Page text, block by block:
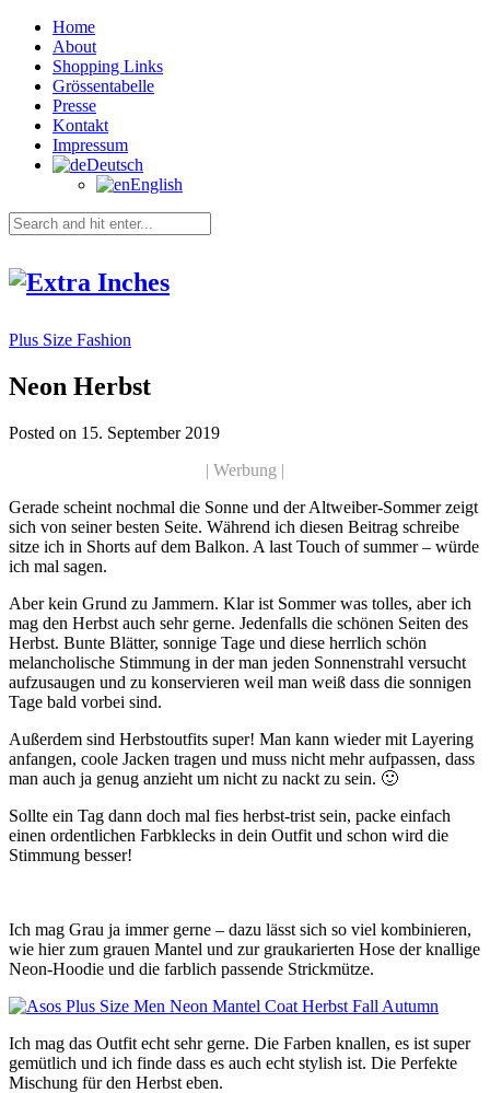
Home
About
Shopping Links
Grössentabelle
Presse
Kontakt
Impressum
Deutsch
English
Plus Size Fashion
Neon Herbst
Posted on 15. September 2019
| Werbung |
Gerade scheint nochmal die Sonne und der Altweiber-Sommer zeigt
sich von seiner besten Seite. Während ich diesen Beitrag schreibe
sitze ich in Shorts auf dem Balkon. A last Touch of summer – würde
ich mal sagen.
Aber kein Grund zu Jammern. Klar ist Sommer was tolles, aber ich
mag den Herbst auch sehr gerne. Jedenfalls die schönen Seiten des
Herbst. Bunte Blätter, sonnige Tage und diese herrlich schön
melancholische Stimmung in der man jeden Sonnenstrahl versucht
aufzusaugen und zu konservieren weil man weiß dass die sonnigen
Tage bald vorbei sind.
Außerdem sind Herbstoutfits super! Man kann wieder mit Layering
anfangen, coole Jacken tragen und muss nicht mehr aufpassen, dass
man auch ja genug anzieht um nicht zu nackt zu sein. 🙂
Sollte ein Tag dann doch mal fies herbst-trist sein, packe einfach
einen ordentlichen Farbklecks in dein Outfit und schon wird die
Stimmung besser!
Ich mag Grau ja immer gerne – dazu lässt sich so viel kombinieren,
wie hier zum grauen Mantel und zur graukarierten Hose der knallige
Neon-Hoodie und die farblich passende Strickmütze.
Ich mag das Outfit echt sehr gerne. Die Farben knallen, es ist super
gemütlich und ich finde dass es auch echt stylish ist. Die Perfekte
Mischung für den Herbst eben.